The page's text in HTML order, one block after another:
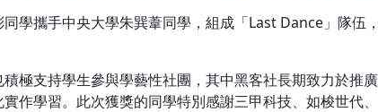
學攜手中央大學朱巽葦同學，組成「Last Dance」隊伍
極支持學生參與學藝性社團，其中黑客社長期致力於推
作學習。此次獲獎的同學特別感謝三甲科技、如梭世代